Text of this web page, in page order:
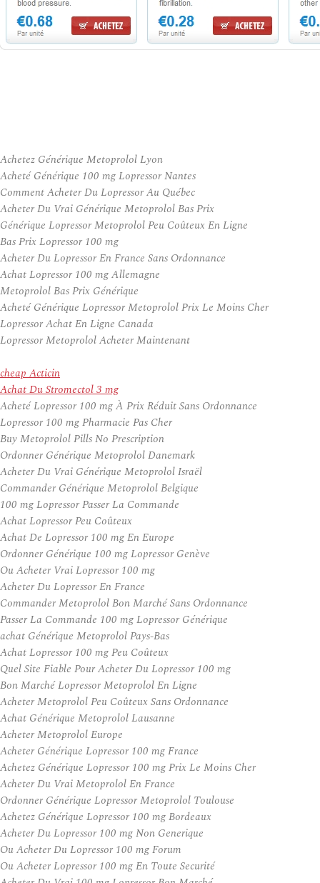
Achetez Générique Metoprolol Lyon
Acheté Générique 100 mg Lopressor Nantes
Comment Acheter Du Lopressor Au Québec
Acheter Du Vrai Générique Metoprolol Bas Prix
Générique Lopressor Metoprolol Peu Coûteux En Ligne
Bas Prix Lopressor 100 mg
Acheter Du Lopressor En France Sans Ordonnance
Achat Lopressor 100 mg Allemagne
Metoprolol Bas Prix Générique
Acheté Générique Lopressor Metoprolol Prix Le Moins Cher
Lopressor Achat En Ligne Canada
Lopressor Metoprolol Acheter Maintenant
cheap Acticin
Achat Du Stromectol 3 mg
Acheté Lopressor 100 mg À Prix Réduit Sans Ordonnance
Lopressor 100 mg Pharmacie Pas Cher
Buy Metoprolol Pills No Prescription
Ordonner Générique Metoprolol Danemark
Acheter Du Vrai Générique Metoprolol Israël
Commander Générique Metoprolol Belgique
100 mg Lopressor Passer La Commande
Achat Lopressor Peu Coûteux
Achat De Lopressor 100 mg En Europe
Ordonner Générique 100 mg Lopressor Genève
Ou Acheter Vrai Lopressor 100 mg
Acheter Du Lopressor En France
Commander Metoprolol Bon Marché Sans Ordonnance
Passer La Commande 100 mg Lopressor Générique
achat Générique Metoprolol Pays-Bas
Achat Lopressor 100 mg Peu Coûteux
Quel Site Fiable Pour Acheter Du Lopressor 100 mg
Bon Marché Lopressor Metoprolol En Ligne
Acheter Metoprolol Peu Coûteux Sans Ordonnance
Achat Générique Metoprolol Lausanne
Acheter Metoprolol Europe
Acheter Générique Lopressor 100 mg France
Achetez Générique Lopressor 100 mg Prix Le Moins Cher
Acheter Du Vrai Metoprolol En France
Ordonner Générique Lopressor Metoprolol Toulouse
Achetez Générique Lopressor 100 mg Bordeaux
Acheter Du Lopressor 100 mg Non Generique
Ou Acheter Du Lopressor 100 mg Forum
Ou Acheter Lopressor 100 mg En Toute Securité